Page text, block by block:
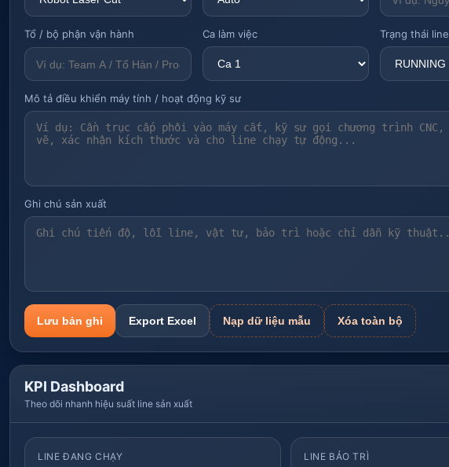
Tổ / bộ phận vận hành Ca làm việc Trạng thái line
Mô tả điều khiển máy tính / hoạt động kỹ sư
Ghi chú sản xuất
Lưu bản ghi Export Excel Nạp dữ liệu mẫu Xóa toàn bộ
KPI Dashboard
Theo dõi nhanh hiệu suất line sản xuất
LINE ĐANG CHẠY LINE BẢO TRÌ